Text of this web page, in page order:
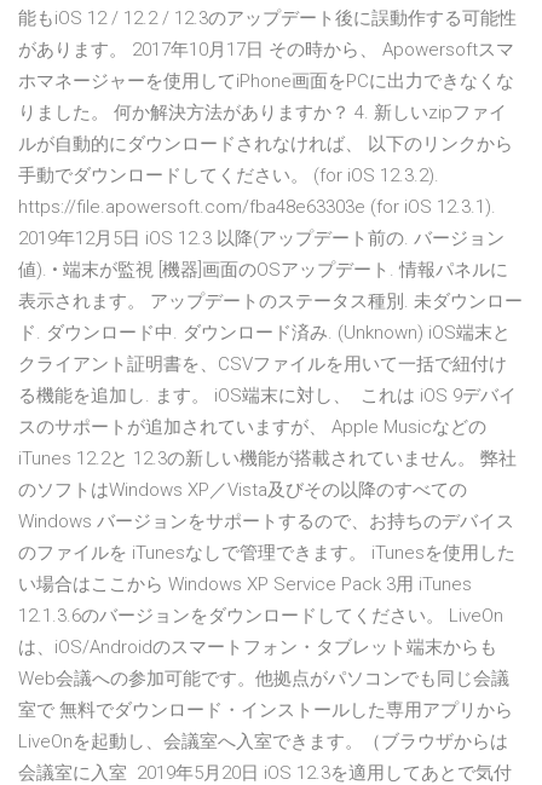
能もiOS 12 / 12.2 / 12.3のアップデート後に誤動作する可能性
があります。 2017年10月17日 その時から、 Apowersoftスマ
ホマネージャーを使用してiPhone画面をPCに出力できなくな
りました。 何か解決方法がありますか？ 4. 新しいzipファイ
ルが自動的にダウンロードされなければ、 以下のリンクから
手動でダウンロードしてください。 (for iOS 12.3.2).
https://file.apowersoft.com/fba48e63303e (for iOS 12.3.1).
2019年12月5日 iOS 12.3 以降(アップデート前の. バージョン
値). • 端末が監視 [機器]画面のOSアップデート. 情報パネルに
表示されます。 アップデートのステータス種別. 未ダウンロー
ド. ダウンロード中. ダウンロード済み. (Unknown) iOS端末と
クライアント証明書を、CSVファイルを用いて一括で紐付け
る機能を追加し. ます。 iOS端末に対し、 これは iOS 9デバイ
スのサポートが追加されていますが、 Apple Musicなどの
iTunes 12.2と 12.3の新しい機能が搭載されていません。 弊社
のソフトはWindows XP／Vista及びその以降のすべての
Windows バージョンをサポートするので、お持ちのデバイス
のファイルを iTunesなしで管理できます。 iTunesを使用した
い場合はここから Windows XP Service Pack 3用 iTunes
12.1.3.6のバージョンをダウンロードしてください。 LiveOn
は、iOS/Androidのスマートフォン・タブレット端末からも
Web会議への参加可能です。他拠点がパソコンでも同じ会議
室で 無料でダウンロード・インストールした専用アプリから
LiveOnを起動し、会議室へ入室できます。（ブラウザからは
会議室に入室 2019年5月20日 iOS 12.3を適用してあとで気付